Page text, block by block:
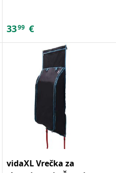
3399 €
vidaXL Vrečka za